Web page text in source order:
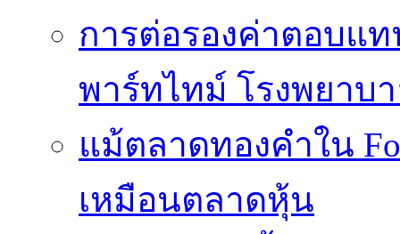
การต่อรองค่าตอบแ
พาร์ทไทม์ โรงพยาบ
แม้ตลาดทองคำใน
เหมือนตลาดหุ้น